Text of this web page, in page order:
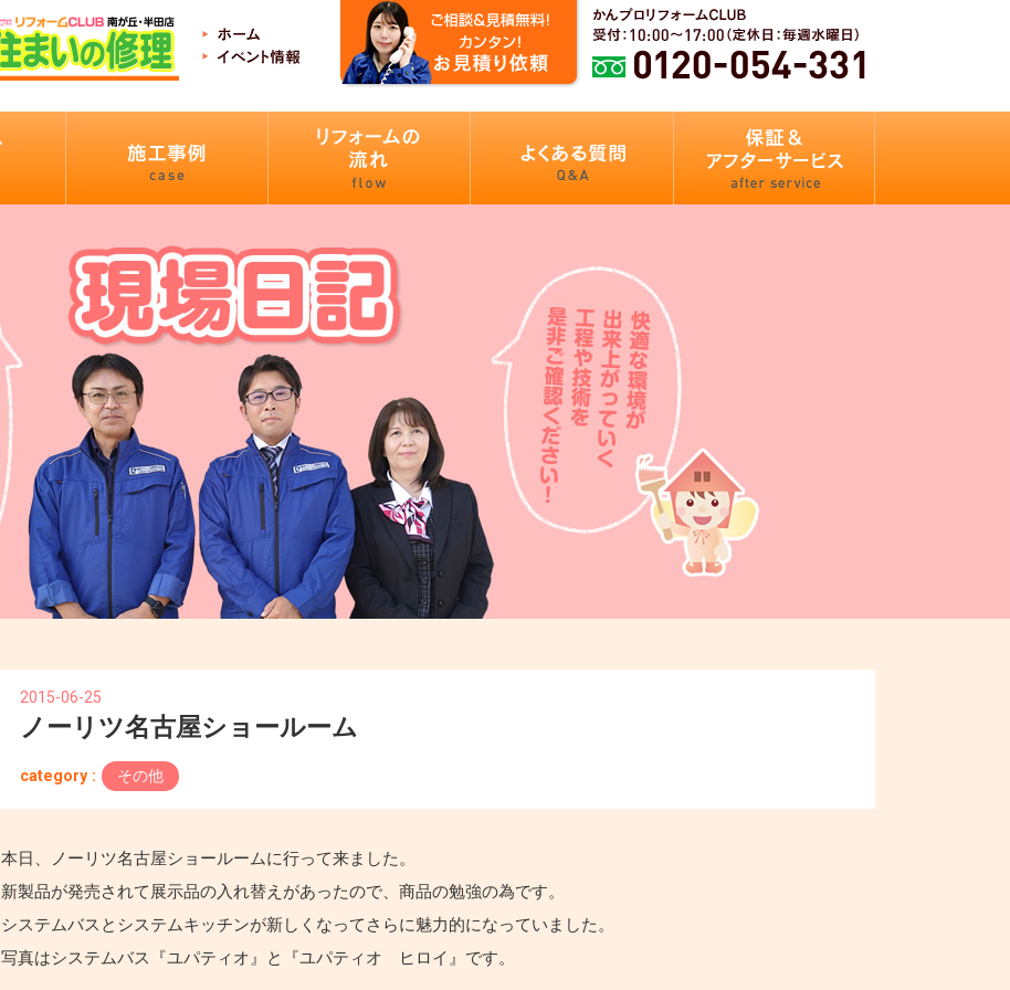
2015-06-25
ノーリツ名古屋ショールーム
category : その他
本日、ノーリツ名古屋ショールームに行って来ました。
新製品が発売されて展示品の入れ替えがあったので、商品の勉強の為です。
システムバスとシステムキッチンが新しくなってさらに魅力的になっていました。
写真はシステムバス『ユパティオ』と『ユパティオ ヒロイ』です。